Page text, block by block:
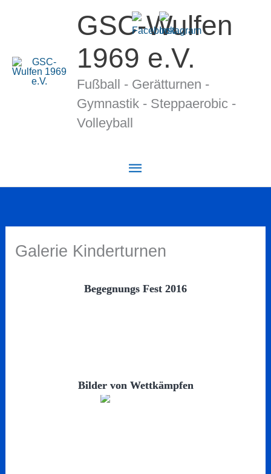
GSC-Wulfen
1969 e.V.
Fußball - Gerätturnen -
Gymnastik - Stepp­ae­ro­bic -
Volleyball
Hauptmenü
Galerie Kinderturnen
Begegnungs Fest 2016
Bilder von Wettkämpfen